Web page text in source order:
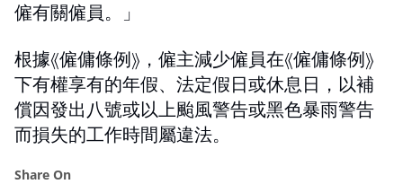
僱有關僱員。」
根據《僱傭條例》，僱主減少僱員在《僱傭條例》
下有權享有的年假、法定假日或休息日，以補
償因發出八號或以上颱風警告或黑色暴雨警告
而損失的工作時間屬違法。
Share On